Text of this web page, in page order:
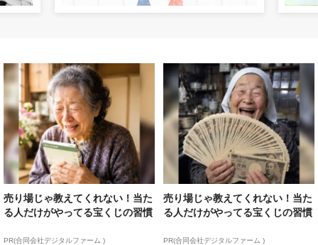
売り場じゃ教えてくれない！当た
る人だけがやってる宝くじの習慣
PR(合同会社デジタルファーム )
売り場じゃ教えてくれない！当た
る人だけがやってる宝くじの習慣
PR(合同会社デジタルファーム )